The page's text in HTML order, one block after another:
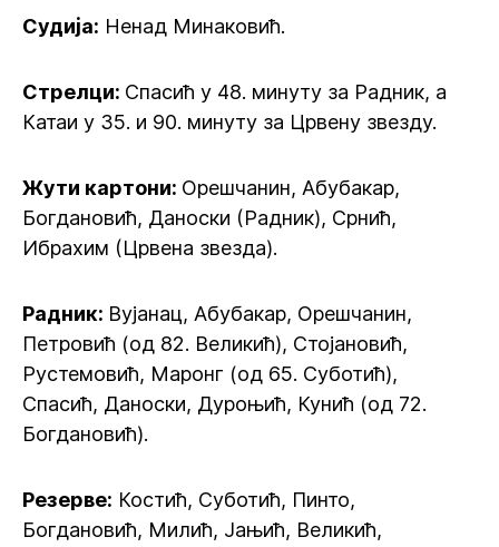
Судија: Ненад Минаковић.
Стрелци: Спасић у 48. минуту за Радник, а
Катаи у 35. и 90. минуту за Црвену звезду.
Жути картони: Орешчанин, Абубакар,
Богдановић, Даноски (Радник), Срнић,
Ибрахим (Црвена звезда).
Радник: Вујанац, Абубакар, Орешчанин,
Петровић (од 82. Великић), Стојановић,
Рустемовић, Маронг (од 65. Суботић),
Спасић, Даноски, Дуроњић, Кунић (од 72.
Богдановић).
Резерве: Костић, Суботић, Пинто,
Богдановић, Милић, Јањић, Великић,